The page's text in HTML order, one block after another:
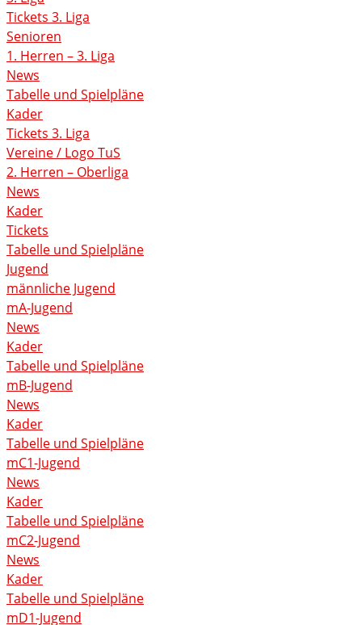
Tickets 3. Liga
Senioren
1. Herren – 3. Liga
News
Tabelle und Spielpläne
Kader
Tickets 3. Liga
Vereine / Logo TuS
2. Herren – Oberliga
News
Kader
Tickets
Tabelle und Spielpläne
Jugend
männliche Jugend
mA-Jugend
News
Kader
Tabelle und Spielpläne
mB-Jugend
News
Kader
Tabelle und Spielpläne
mC1-Jugend
News
Kader
Tabelle und Spielpläne
mC2-Jugend
News
Kader
Tabelle und Spielpläne
mD1-Jugend